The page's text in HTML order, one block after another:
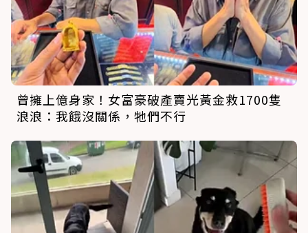
曾擁上億身家！女富豪破產賣光黃金救1700隻
浪浪：我餓沒關係，牠們不行